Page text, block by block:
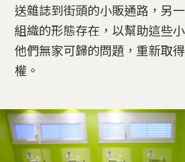
送雜誌到街頭的小販通路，另
組織的形態存在，以幫助這些
他們無家可歸的問題，重新取
權。